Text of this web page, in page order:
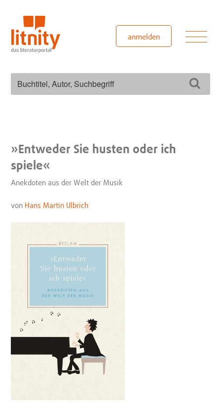
springen
anmelden
»Entweder Sie husten oder ich
spiele«
Anekdoten aus der Welt der Musik
von Hans Martin Ulbrich